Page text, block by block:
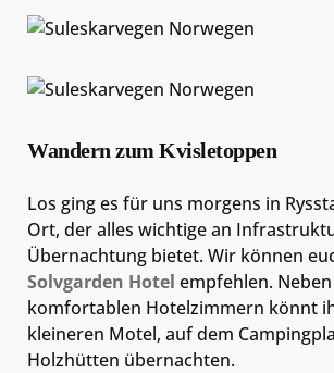
Wandern zum Kvisletoppen
Los ging es für uns morgens in
Ort, der alles wichtige an
Übernachtung bietet. Wir können
Solvgarden Hotel empfehlen.
komfortablen Hotelzimmern könnt
kleineren Motel, auf dem
Holzhütten übernachten.